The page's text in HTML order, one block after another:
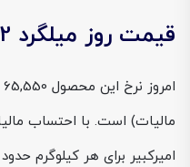
قیمت روز میلگرد 32 امیرکبیر خزر